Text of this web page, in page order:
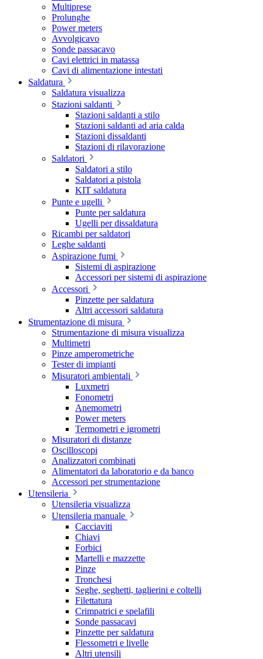
Multiprese
Prolunghe
Power meters
Avvolgicavo
Sonde passacavo
Cavi elettrici in matassa
Cavi di alimentazione intestati
Saldatura
Saldatura visualizza
Stazioni saldanti
Stazioni saldanti a stilo
Stazioni saldanti ad aria calda
Stazioni dissaldanti
Stazioni di rilavorazione
Saldatori
Saldatori a stilo
Saldatori a pistola
KIT saldatura
Punte e ugelli
Punte per saldatura
Ugelli per dissaldatura
Ricambi per saldatori
Leghe saldanti
Aspirazione fumi
Sistemi di aspirazione
Accessori per sistemi di aspirazione
Accessori
Pinzette per saldatura
Altri accessori saldatura
Strumentazione di misura
Strumentazione di misura visualizza
Multimetri
Pinze amperometriche
Tester di impianti
Misuratori ambientali
Luxmetri
Fonometri
Anemometri
Power meters
Termometri e igrometri
Misuratori di distanze
Oscilloscopi
Analizzatori combinati
Alimentatori da laboratorio e da banco
Accessori per strumentazione
Utensileria
Utensileria visualizza
Utensileria manuale
Cacciaviti
Chiavi
Forbici
Martelli e mazzette
Pinze
Tronchesi
Seghe, seghetti, taglierini e coltelli
Filettatura
Crimpatrici e spelafili
Sonde passacavi
Pinzette per saldatura
Flessometri e livelle
Altri utensili